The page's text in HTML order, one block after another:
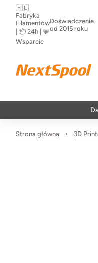
🇵🇱
Fabryka
Filamentów
| 📦 24h | 💬
Wsparcie
Doświadczenie
od 2015 roku
Strona główna 3D